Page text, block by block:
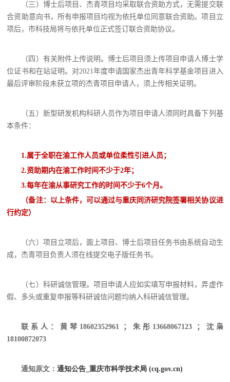
（三）博士后项目、杰青项目均采取联合资助方式，无需提交联
合资助意向书，所有申报项目均视为依托单位同意联合资助。项目立
项后，市科技局将与依托单位正式签订联合资助协议。
（四）有关附件上传说明。博士后项目须上传项目申请人博士学
位证书和在站证明。对2021年度申请国家杰出青年科学基金项目进入
最后评审阶段未获立项的杰青项目申请人，须上传相关证明。
（五）新型研发机构科研人员作为项目申请人须同时具备下列基
本条件：
1.属于全职在渝工作人员或单位柔性引进人员；
2.资助期内在渝工作时间不少于2年；
3.每年在渝从事研究工作的时间不少于6个月。
（备注：以上条件，可以通过与重庆同济研究院签署相关协议进
行约定）
（六）项目立项后，面上项目、博士后项目任务书由系统自动生
成，杰青项目负责人须在线提交电子版任务书。
（七）科研诚信管理。项目申请人应如实填写申报材料，弄虚作
假、多头或重复申报等科研诚信问题均纳入科研诚信管理。
联系人：黄琴18602352961 ；朱彤13668067123 ；沈枭
18100872073
通知原文：通知公告_重庆市科学技术局 (cq.gov.cn)